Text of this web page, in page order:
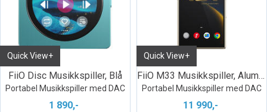
Quick View+
FiiO Disc Musikkspiller, Blå
Portabel Musikkspiller med DAC
1 890,-
Quick View+
FiiO M33 Musikkspiller, Aluminium
Portabel Musikkspiller med DAC
11 990,-